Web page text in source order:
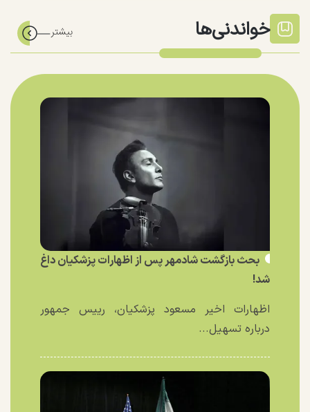
خواندنی‌ها
بحث بازگشت شادمهر پس از اظهارات پزشکیان داغ
شد!
اظهارات اخیر مسعود پزشکیان، رییس جمهور
درباره تسهیل...